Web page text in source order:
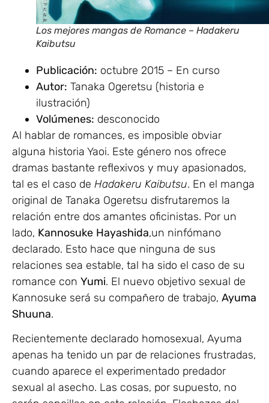
Los mejores mangas de Romance – Hadakeru
Kaibutsu
Publicación: octubre 2015 – En curso
Autor: Tanaka Ogeretsu (historia e
ilustración)
Volúmenes: desconocido
Al hablar de romances, es imposible obviar
alguna historia Yaoi. Este género nos ofrece
dramas bastante reflexivos y muy apasionados,
tal es el caso de Hadakeru Kaibutsu. En el manga
original de Tanaka Ogeretsu disfrutaremos la
relación entre dos amantes oficinistas. Por un
lado, Kannosuke Hayashida,un ninfómano
declarado. Esto hace que ninguna de sus
relaciones sea estable, tal ha sido el caso de su
romance con Yumi. El nuevo objetivo sexual de
Kannosuke será su compañero de trabajo, Ayuma
Shuuna.
Recientemente declarado homosexual, Ayuma
apenas ha tenido un par de relaciones frustradas,
cuando aparece el experimentado predador
sexual al asecho. Las cosas, por supuesto, no